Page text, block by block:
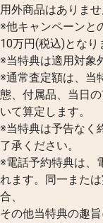
用外商品はありませ
※他キャンペーンと
10万円(税込)となり
※当特典は適用対象
※通常査定額は、当
態、付属品、当日
いて算定します。
※当特典は予告なく
了承ください。
※電話予約特典は、
れます。同一また
合、
その他当特典の趣